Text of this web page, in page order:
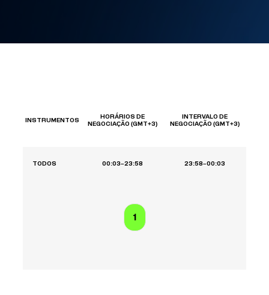
INSTRUMENTOS
HORÁRIOS DE
NEGOCIAÇÃO (GMT+3)
INTERVALO DE
NEGOCIAÇÃO (GMT+3)
TODOS 00:03–23:58 23:58–00:03
1